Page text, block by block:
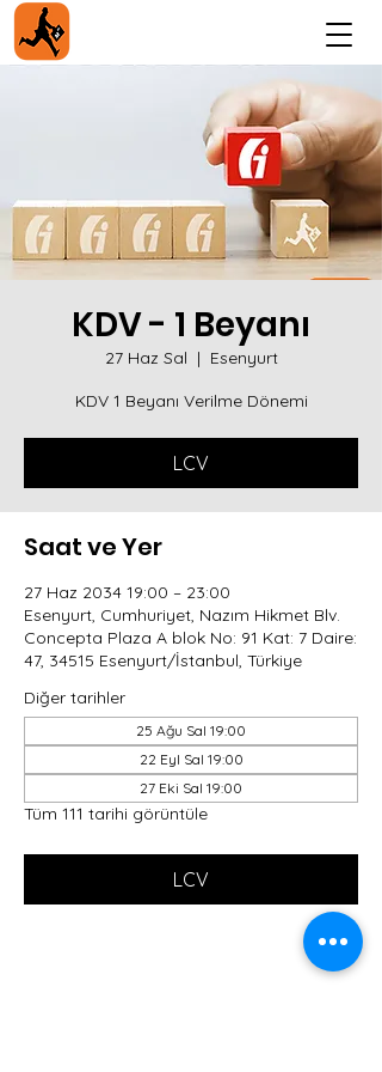
KDV - 1 Beyanı
27 Haz Sal
  |
Esenyurt
KDV 1 Beyanı Verilme Dönemi
LCV
Saat ve Yer
27 Haz 2034 19:00 – 23:00
Esenyurt, Cumhuriyet, Nazım Hikmet Blv.
Concepta Plaza A blok No: 91 Kat: 7 Daire:
47, 34515 Esenyurt/İstanbul, Türkiye
Diğer tarihler
25 Ağu Sal 19:00
22 Eyl Sal 19:00
27 Eki Sal 19:00
Tüm 111 tarihi görüntüle
LCV